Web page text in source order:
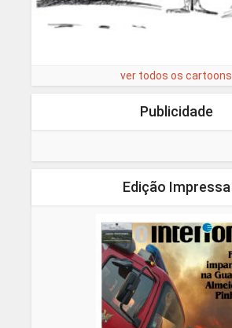
ver todos os cartoons
Publicidade
Edição Impressa